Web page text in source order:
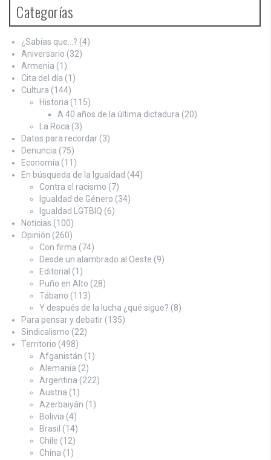
Categorías
¿Sabías que…? (4)
Aniversario (32)
Armenia (1)
Cita del día (1)
Cultura (144)
Historia (115)
A 40 años de la última dictadura (20)
La Roca (3)
Datos para recordar (3)
Denuncia (75)
Economía (11)
En búsqueda de la Igualdad (44)
Contra el racismo (7)
Igualdad de Género (34)
Igualdad LGTBIQ (6)
Noticias (100)
Opinión (260)
Con firma (74)
Desde un alambrado al Oeste (9)
Editorial (1)
Puño en Alto (28)
Tábano (113)
Y después de la lucha ¿qué sigue? (8)
Para pensar y debatir (135)
Sindicalismo (22)
Territorio (498)
Afganistán (1)
Alemania (2)
Argentina (222)
Austria (1)
Azerbaiyán (1)
Bolivia (4)
Brasil (14)
Chile (12)
China (1)